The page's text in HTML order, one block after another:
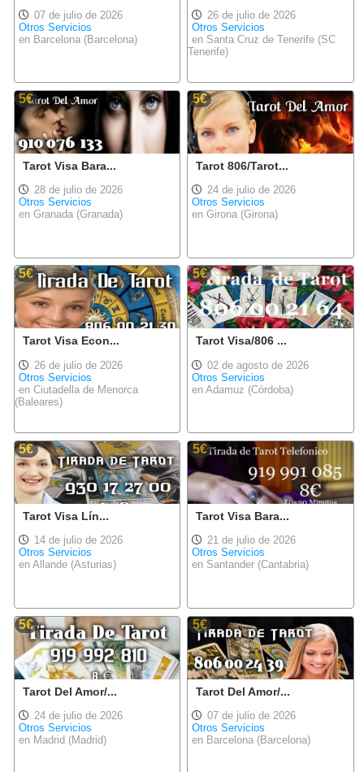
07 de julio de 2026
Otros Servicios
en Barcelona (Barcelona)
26 de julio de 2026
Otros Servicios
en Santa Cruz de Tenerife (SC
Tenerife)
5€
Tarot Visa Bara...
28 de julio de 2026
Otros Servicios
en Granada (Granada)
5€
Tarot 806/Tarot...
24 de julio de 2026
Otros Servicios
en Girona (Girona)
5€
Tarot Visa Econ...
26 de julio de 2026
Otros Servicios
en Ciutadella de Menorca
(Baleares)
5€
Tarot Visa/806 ...
02 de agosto de 2026
Otros Servicios
en Adamuz (Córdoba)
5€
Tarot Visa Lín...
14 de julio de 2026
Otros Servicios
en Allande (Asturias)
5€
Tarot Visa Bara...
21 de julio de 2026
Otros Servicios
en Santander (Cantabria)
5€
Tarot Del Amor/...
24 de julio de 2026
Otros Servicios
en Madrid (Madrid)
5€
Tarot Del Amor/...
07 de julio de 2026
Otros Servicios
en Barcelona (Barcelona)